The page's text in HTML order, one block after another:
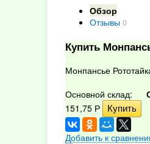
Обзор
Отзывы 0
Купить
Монпансье
Основной склад:
151,75 Р
Добавить к